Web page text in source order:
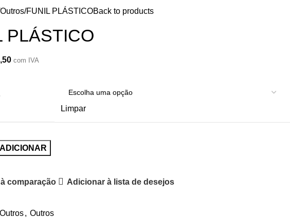
Outros FUNIL PLÁSTICOBack to products
PLÁSTICO
com IVA
Limpar
ADICIONAR
comparação Adicionar à lista de desejos
Outros, Outros